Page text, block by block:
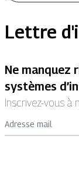
Lettre
Ne manquez
systèmes
Inscrivez-vous à
Adresse mail